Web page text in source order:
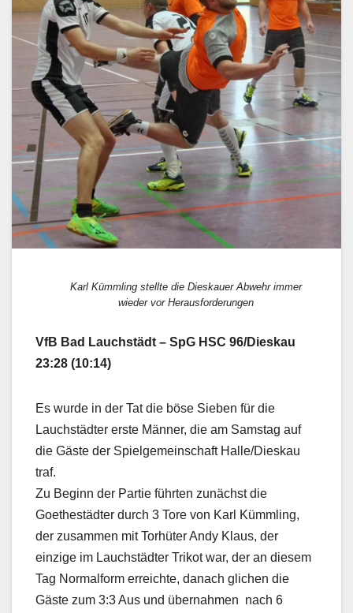
Karl Kümmling stellte die Dieskauer Abwehr immer
wieder vor Herausforderungen
VfB Bad Lauchstädt – SpG HSC 96/Dieskau
23:28 (10:14)
Es wurde in der Tat die böse Sieben für die
Lauchstädter erste Männer, die am Samstag auf
die Gäste der Spielgemeinschaft Halle/Dieskau
traf.
Zu Beginn der Partie führten zunächst die
Goethestädter durch 3 Tore von Karl Kümmling,
der zusammen mit Torhüter Andy Klaus, der
einzige im Lauchstädter Trikot war, der an diesem
Tag Normalform erreichte, danach glichen die
Gäste zum 3:3 Aus und übernahmen nach 6